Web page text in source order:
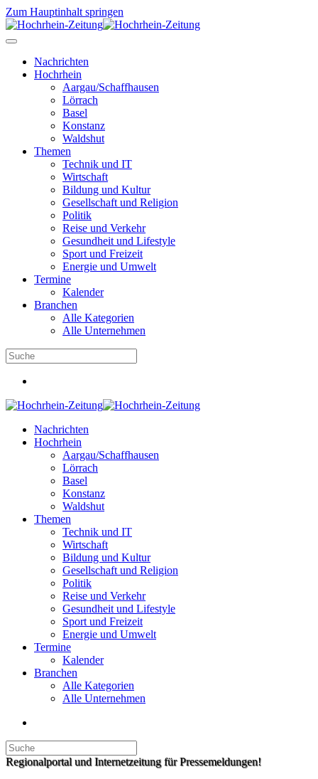
Zum Hauptinhalt springen
Nachrichten
Hochrhein
Aargau/Schaffhausen
Lörrach
Basel
Konstanz
Waldshut
Themen
Technik und IT
Wirtschaft
Bildung und Kultur
Gesellschaft und Religion
Politik
Reise und Verkehr
Gesundheit und Lifestyle
Sport und Freizeit
Energie und Umwelt
Termine
Kalender
Branchen
Alle Kategorien
Alle Unternehmen
Nachrichten
Hochrhein
Aargau/Schaffhausen
Lörrach
Basel
Konstanz
Waldshut
Themen
Technik und IT
Wirtschaft
Bildung und Kultur
Gesellschaft und Religion
Politik
Reise und Verkehr
Gesundheit und Lifestyle
Sport und Freizeit
Energie und Umwelt
Termine
Kalender
Branchen
Alle Kategorien
Alle Unternehmen
Regionalportal und Internetzeitung für Pressemeldungen!